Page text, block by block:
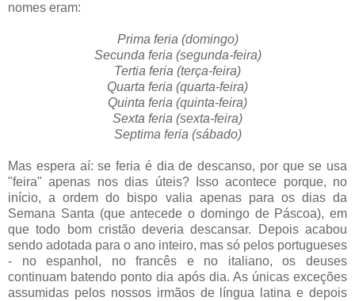
nomes eram:
Prima feria (domingo)
Secunda feria (segunda-feira)
Tertia feria (terça-feira)
Quarta feria (quarta-feira)
Quinta feria (quinta-feira)
Sexta feria (sexta-feira)
Septima feria (sábado)
Mas espera aí: se feria é dia de descanso, por que se usa
"feira" apenas nos dias úteis? Isso acontece porque, no
início, a ordem do bispo valia apenas para os dias da
Semana Santa (que antecede o domingo de Páscoa), em
que todo bom cristão deveria descansar. Depois acabou
sendo adotada para o ano inteiro, mas só pelos portugueses
- no espanhol, no francês e no italiano, os deuses
continuam batendo ponto dia após dia. As únicas exceções
assumidas pelos nossos irmãos de língua latina e depois